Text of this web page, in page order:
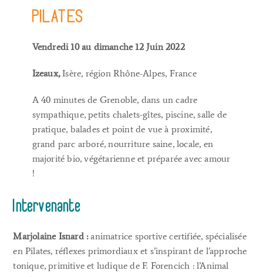
PILATES
Vendredi 10 au dimanche 12 Juin 2022
Izeaux,Isère, région Rhône-Alpes, France
A 40 minutes de Grenoble, dans un cadre
sympathique, petits chalets-gîtes, piscine, salle de
pratique, balades et point de vue à proximité,
grand parc arboré, nourriture saine, locale, en
majorité bio, végétarienne et préparée avec amour
!
Intervenante
Marjolaine Isnard :animatrice sportive certifiée, spécialisée
en Pilates, réflexes primordiaux et s’inspirant de l’approche
tonique, primitive et ludique de F. Forencich : l’Animal